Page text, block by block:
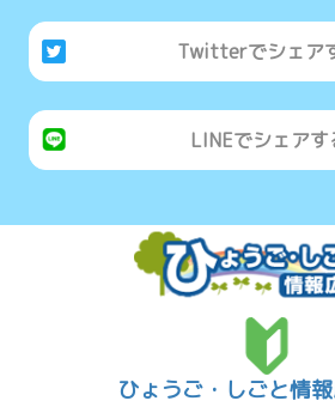
Twitterでシェア
LINEでシェアす
ひょうご・しごと情